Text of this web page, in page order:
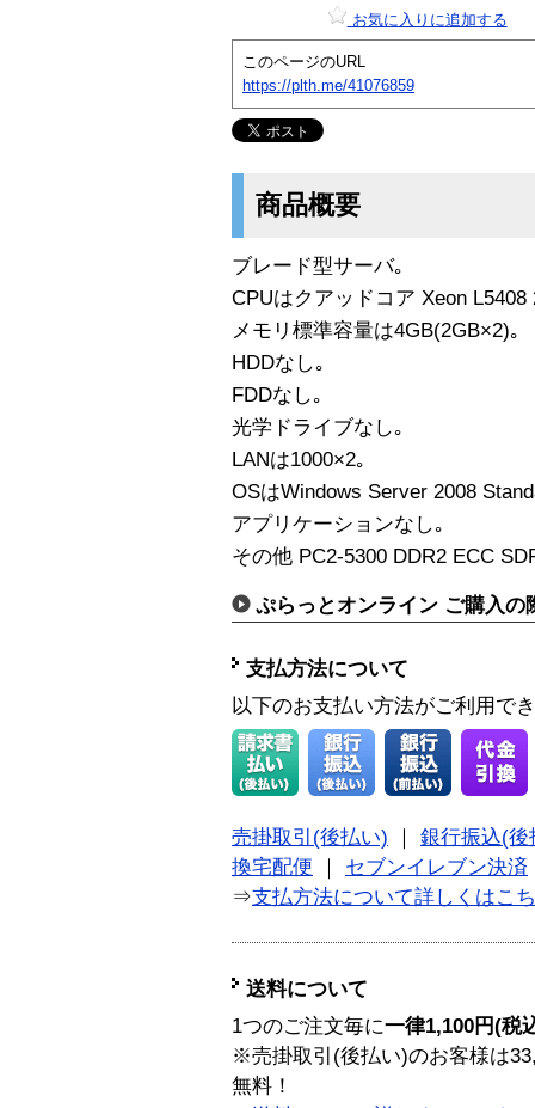
お気に入りに追加する
このページのURL
https://plth.me/41076859
商品概要
ブレード型サーバ｡
CPUはクアッドコア Xeon L5408
メモリ標準容量は4GB(2GB×2)｡
HDDなし｡
FDDなし｡
光学ドライブなし｡
LANは1000×2｡
OSはWindows Server 2008
アプリケーションなし｡
その他 PC2-5300 DDR2 ECC
ぷらっとオンライン ご購入の
支払方法について
以下のお支払い方法がご利用で
売掛取引(後払い)
銀行振込(後
換宅配便
セブンイレブン決済
⇒支払方法について詳しくはこ
送料について
1つのご注文毎に一律1,100円(税
※売掛取引(後払い)のお客様は
無料！